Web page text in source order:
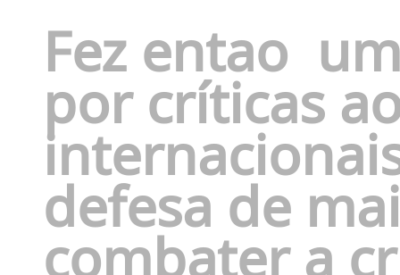
Fez entao
por críticas
defesa de